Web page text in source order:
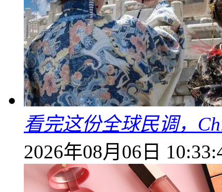
看完这份全球民调，
2026年08月06日